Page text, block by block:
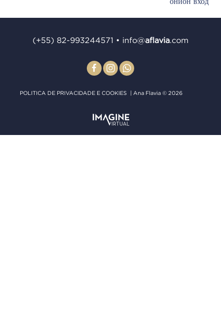
(+55) 82-993244571 • info@aﬂavia.com
POLITICA DE PRIVACIDADE E COOKIES | Ana Flavia © 2026